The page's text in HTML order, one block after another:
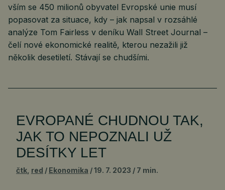
vším se 450 milionů obyvatel Evropské unie musí
popasovat za situace, kdy – jak napsal v rozsáhlé
analýze Tom Fairless v deníku Wall Street Journal –
čelí nové ekonomické realitě, kterou nezažili již
několik desetiletí. Stávají se chudšími.
EVROPANÉ CHUDNOU TAK,
JAK TO NEPOZNALI UŽ
DESÍTKY LET
čtk red Ekonomika 19. 7. 2023 7 min.